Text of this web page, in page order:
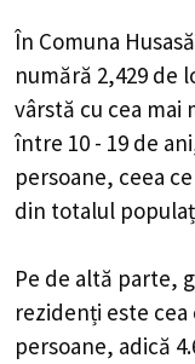
În Comuna
numără 2,429 de
vârstă cu cea mai
între 10 - 19 de
persoane, ceea
din totalul
Pe de altă parte,
rezidenți este cea
persoane, adică